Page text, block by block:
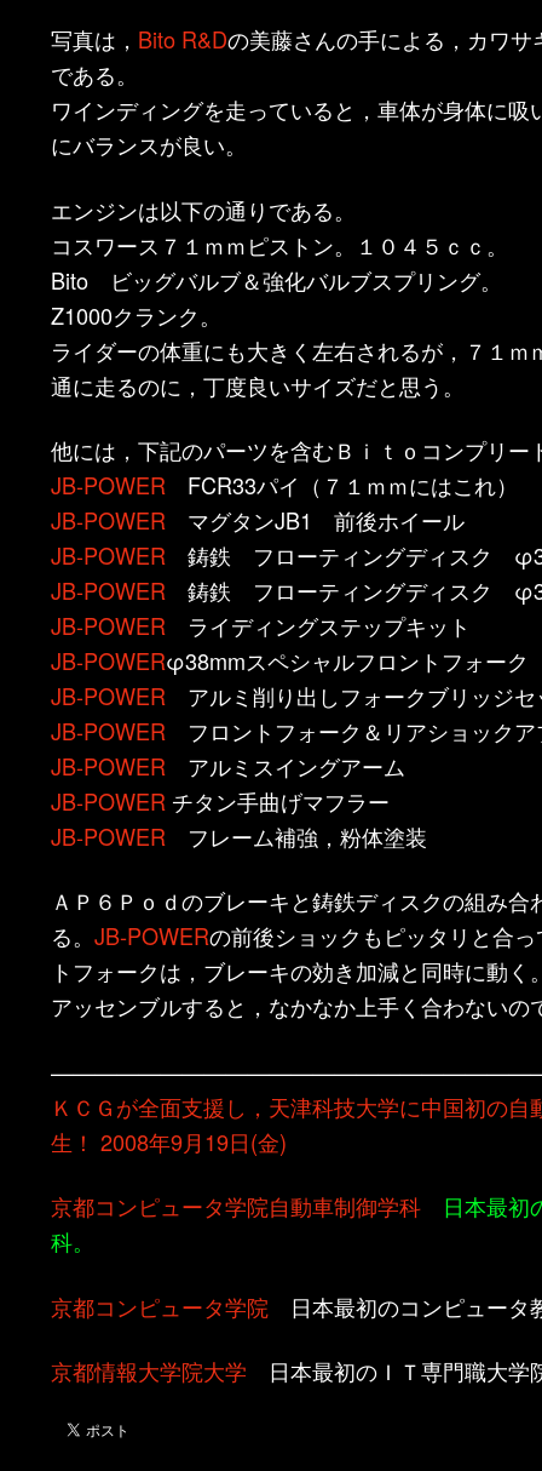
写真は， Bito R&Dの美藤さんの手による，カワサ
である。
ワインディングを走っていると，車体が身体に吸
にバランスが良い。
エンジンは以下の通りである。
コスワース７１ｍｍピストン。１０４５ｃｃ。
Bito ビッグバルブ＆強化バルブスプリング。
Z1000クランク。
ライダーの体重にも大きく左右されるが，７１ｍ
通に走るのに，丁度良いサイズだと思う。
他には，下記のパーツを含むＢｉｔｏコンプリー
JB-POWER FCR33パイ（７１ｍｍにはこれ）
JB-POWER マグタンJB1 前後ホイール
JB-POWER 鋳鉄 フローティングディスク
JB-POWER 鋳鉄 フローティングディスク
JB-POWER ライディングステップキット
JB-POWERφ38mmスペシャルフロントフォーク
JB-POWER アルミ削り出しフォークブリッジセ
JB-POWER フロントフォーク＆リアショック
JB-POWER アルミスイングアーム
JB-POWER チタン手曲げマフラー
JB-POWER フレーム補強，粉体塗装
ＡＰ６Ｐｏｄのブレーキと鋳鉄ディスクの組み合
る。JB-POWERの前後ショックもピッタリと合
トフォークは，ブレーキの効き加減と同時に動く
アッセンブルすると，なかなか上手く合わないの
ＫＣＧが全面支援し，天津科技大学に中国初の自
生！ 2008年9月19日(金)
京都コンピュータ学院自動車制御学科 日本最初
科。
京都コンピュータ学院 日本最初のコンピュータ
京都情報大学院大学 日本最初のＩＴ専門職大学